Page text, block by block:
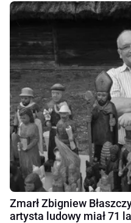
Zmarł Zbigniew
artysta ludowy miał 71